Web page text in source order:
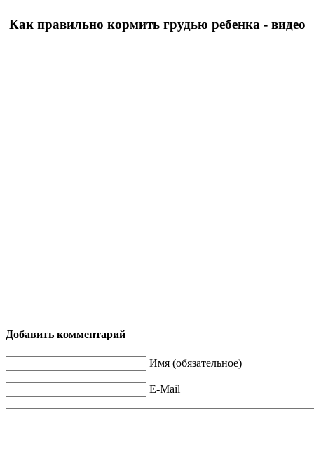
Как правильно кормить грудью ребенка - видео
Добавить комментарий
Имя (обязательное)
E-Mail